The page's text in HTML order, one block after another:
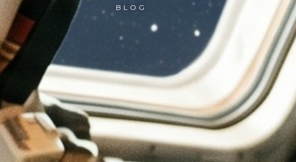
BLOG